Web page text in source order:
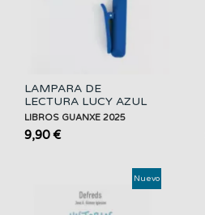
LAMPARA DE
LECTURA LUCY AZUL
LIBROS GUANXE 2025
9,90 €
Nuevo